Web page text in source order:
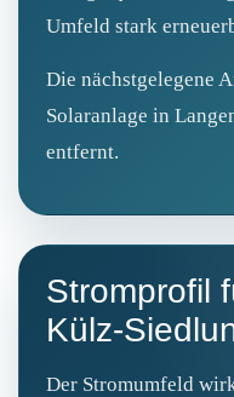
Umfeld stark
Die nächstgelegene
Solaranlage in
entfernt.
Stromprofil
Külz-
Der Stromumfeld